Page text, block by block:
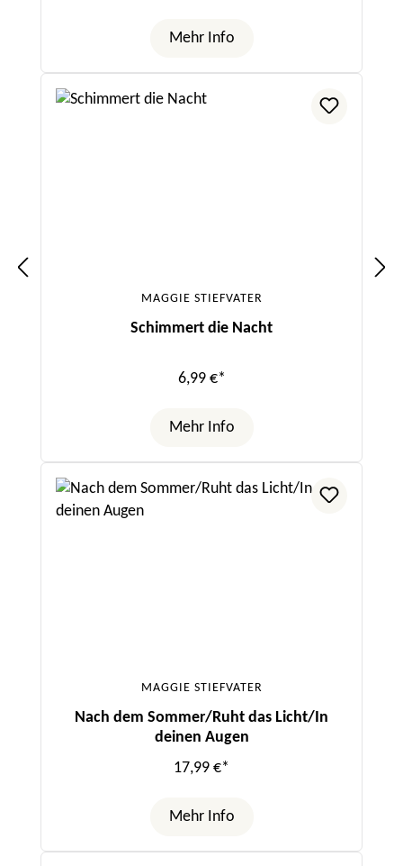
Mehr Info
MAGGIE STIEFVATER
Schimmert die Nacht
6,99 €*
Mehr Info
MAGGIE STIEFVATER
Nach dem Sommer/Ruht das Licht/In
deinen Augen
17,99 €*
Mehr Info